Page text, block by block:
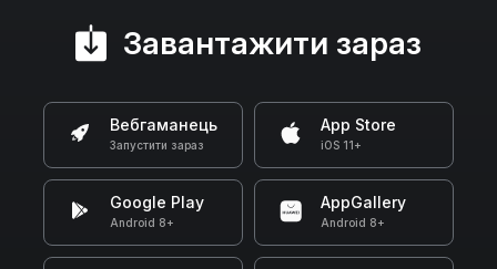
Завантажити зараз
Вебгаманець
Запустити зараз
App Store
iOS 11+
Google Play
Android 8+
AppGallery
Android 8+